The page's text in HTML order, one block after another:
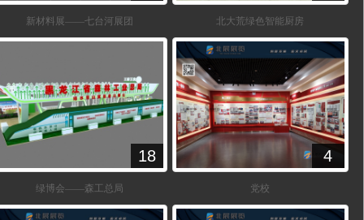
新材料展——七台河展团 北大荒绿色智能厨房
18
绿博会——森工总局
4
党校